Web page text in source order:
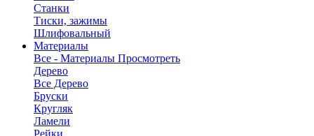
Станки
Тиски, зажимы
Шлифовальный
Материалы
Все - Материалы Просмотреть
Дерево
Все Дерево
Бруски
Кругляк
Ламели
Рейки